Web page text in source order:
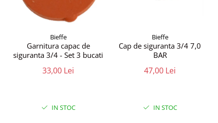
Bieffe
Garnitura capac de
siguranta 3/4 - Set 3 bucati
33,00 Lei
IN STOC
Bieffe
Cap de siguranta 3/4 7,0
BAR
47,00 Lei
IN STOC